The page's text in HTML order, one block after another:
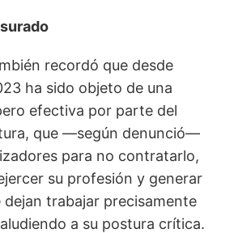
recordó que desde
ha sido objeto de una
efectiva por parte del
que —según denunció—
para no contratarlo,
su profesión y generar
dejan trabajar precisamente
a su postura crítica.